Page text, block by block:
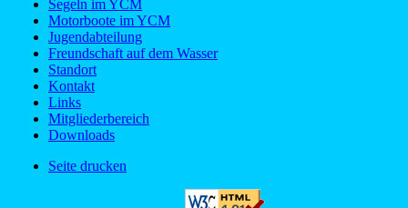
Segeln im YCM
Motorboote im YCM
Jugendabteilung
Freundschaft auf dem Wasser
Standort
Kontakt
Links
Mitgliederbereich
Downloads
Seite drucken